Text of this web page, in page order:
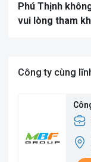
Phú Thịnh
vui lòng tham
Công ty cùng